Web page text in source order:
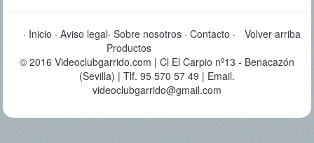
Volver arriba
· Inicio · Aviso legal· Sobre nosotros· Contacto ·
Productos
© 2016 Videoclubgarrido.com | Cl El Carpio nº13 - Benacazón
(Sevilla) | Tlf. 95 570 57 49 | Email.
videoclubgarrido@gmail.com